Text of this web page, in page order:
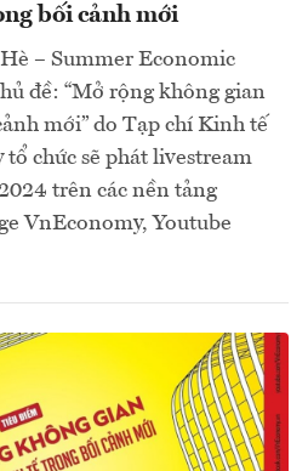
bối cảnh mới
– Summer Economic
đề: “Mở rộng không gian
mới” do Tạp chí Kinh tế
chức sẽ phát livestream
trên các nền tảng
VnEconomy, Youtube